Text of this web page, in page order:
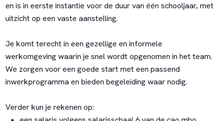
en is in eerste instantie voor de duur van één schooljaar, met
uitzicht op een vaste aanstelling.
Je komt terecht in een gezellige en informele
werkomgeving waarin je snel wordt opgenomen in het team.
We zorgen voor een goede start met een passend
inwerkprogramma en bieden begeleiding waar nodig.
Verder kun je rekenen op: